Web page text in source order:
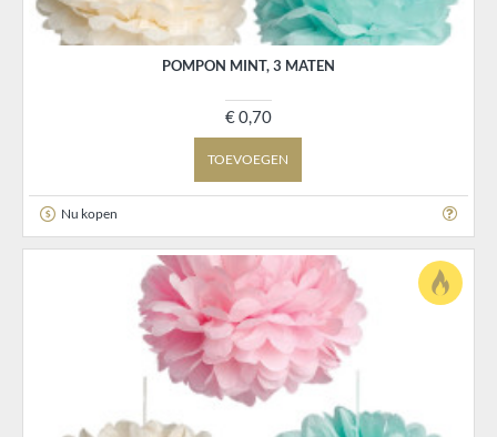
POMPON MINT, 3 MATEN
€ 0,70
TOEVOEGEN
Nu kopen